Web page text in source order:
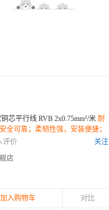
芯平行线 RVB 2x0.75mm²/米 耐
全可靠；柔韧性强，安装便捷；
，健康保障；
评价
关注
店
加入购物车 对比